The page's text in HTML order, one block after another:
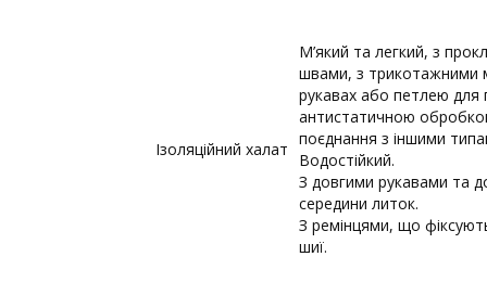
Ізоляційний халат
М’який та легкий, з
швами, з трикотажними
рукавах або петлею для
антистатичною
поєднання з іншими
Водостійкий.
З довгими рукавами та
середини литок.
З ремінцями, що
шиї.